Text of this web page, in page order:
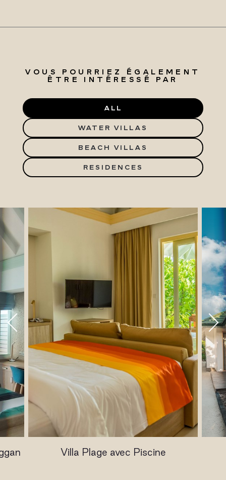
VOUS POURRIEZ ÉGALEMENT
ÊTRE INTÉRESSÉ PAR
ALL
WATER VILLAS
BEACH VILLAS
RESIDENCES
Villa Plage avec Piscine